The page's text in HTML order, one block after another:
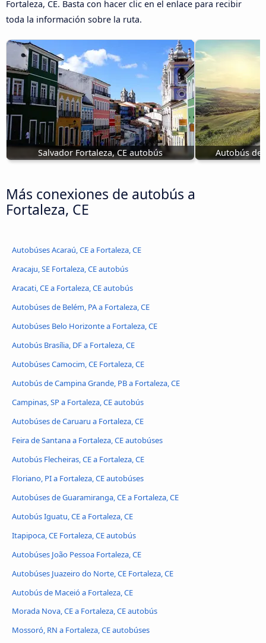
Fortaleza, CE. Basta con hacer clic en el enlace para recibir
toda la información sobre la ruta.
Salvador Fortaleza, CE autobús Autobús de
Más conexiones de autobús a
Fortaleza, CE
Autobúses Acaraú, CE a Fortaleza, CE
Aracaju, SE Fortaleza, CE autobús
Aracati, CE a Fortaleza, CE autobús
Autobúses de Belém, PA a Fortaleza, CE
Autobúses Belo Horizonte a Fortaleza, CE
Autobús Brasília, DF a Fortaleza, CE
Autobúses Camocim, CE Fortaleza, CE
Autobús de Campina Grande, PB a Fortaleza, CE
Campinas, SP a Fortaleza, CE autobús
Autobúses de Caruaru a Fortaleza, CE
Feira de Santana a Fortaleza, CE autobúses
Autobús Flecheiras, CE a Fortaleza, CE
Floriano, PI a Fortaleza, CE autobúses
Autobúses de Guaramiranga, CE a Fortaleza, CE
Autobús Iguatu, CE a Fortaleza, CE
Itapipoca, CE Fortaleza, CE autobús
Autobúses João Pessoa Fortaleza, CE
Autobúses Juazeiro do Norte, CE Fortaleza, CE
Autobús de Maceió a Fortaleza, CE
Morada Nova, CE a Fortaleza, CE autobús
Mossoró, RN a Fortaleza, CE autobúses